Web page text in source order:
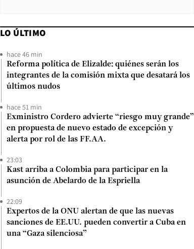
LO ÚLTIMO
hace 46 min
Reforma política de Elizalde: quiénes serán los
integrantes de la comisión mixta que desatará los
últimos nudos
hace 51 min
Exministro Cordero advierte “riesgo muy grande”
en propuesta de nuevo estado de excepción y
alerta por rol de las FF.AA.
23:03
Kast arriba a Colombia para participar en la
asunción de Abelardo de la Espriella
22:09
Expertos de la ONU alertan de que las nuevas
sanciones de EE.UU. pueden convertir a Cuba en
una “Gaza silenciosa”